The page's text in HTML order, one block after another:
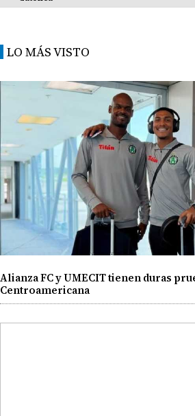
LO MÁS VISTO
Alianza FC y UMECIT tienen duras
Centroamericana